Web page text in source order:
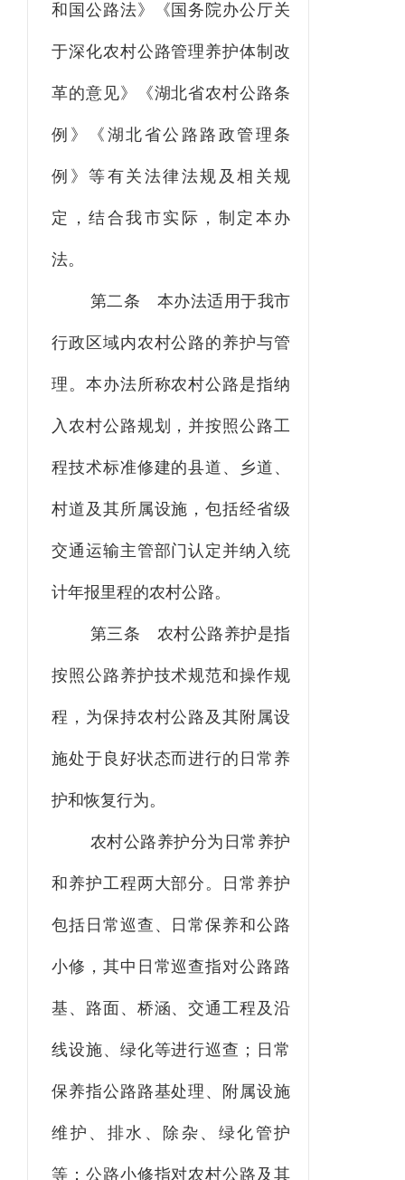
和国公路法》《国务院办公厅关
于深化农村公路管理养护体制改
革的意见》《湖北省农村公路条
例》《湖北省公路路政管理条
例》等有关法律法规及相关规
定，结合我市实际，制定本办
法。
第二条 本办法适用于我市
行政区域内农村公路的养护与管
理。本办法所称农村公路是指纳
入农村公路规划，并按照公路工
程技术标准修建的县道、乡道、
村道及其所属设施，包括经省级
交通运输主管部门认定并纳入统
计年报里程的农村公路。
第三条 农村公路养护是指
按照公路养护技术规范和操作规
程，为保持农村公路及其附属设
施处于良好状态而进行的日常养
护和恢复行为。
农村公路养护分为日常养护
和养护工程两大部分。日常养护
包括日常巡查、日常保养和公路
小修，其中日常巡查指对公路路
基、路面、桥涵、交通工程及沿
线设施、绿化等进行巡查；日常
保养指公路路基处理、附属设施
维护、排水、除杂、绿化管护
等；公路小修指对农村公路及其